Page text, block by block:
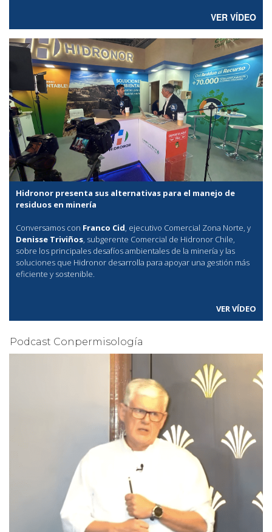
VER VÍDEO
Hidronor presenta sus alternativas para el manejo de
residuos en minería
Conversamos con Franco Cid, ejecutivo Comercial Zona Norte, y
Denisse Triviños, subgerente Comercial de Hidronor Chile,
sobre los principales desafíos ambientales de la minería y las
soluciones que Hidronor desarrolla para apoyar una gestión más
eficiente y sostenible.
VER VÍDEO
Podcast Conpermisología